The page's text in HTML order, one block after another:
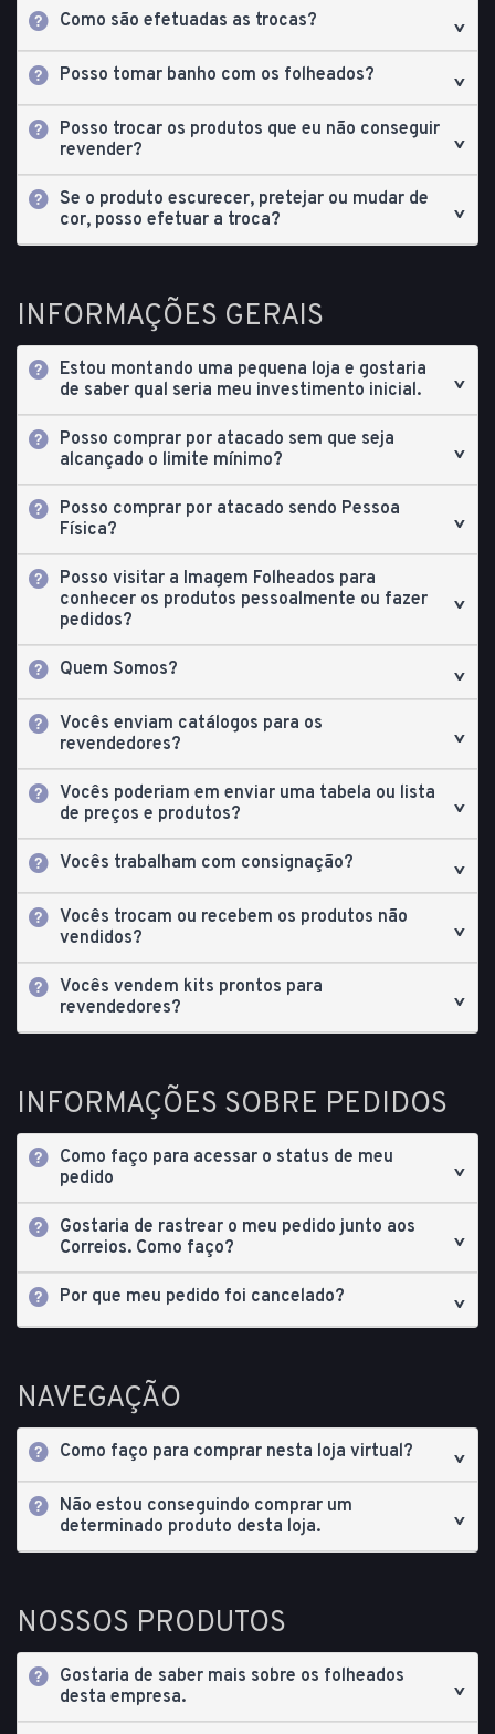
Como são efetuadas as trocas?
Posso tomar banho com os folheados?
Posso trocar os produtos que eu não conseguir
revender?
Se o produto escurecer, pretejar ou mudar de
cor, posso efetuar a troca?
INFORMAÇÕES GERAIS
Estou montando uma pequena loja e gostaria
de saber qual seria meu investimento inicial.
Posso comprar por atacado sem que seja
alcançado o limite mínimo?
Posso comprar por atacado sendo Pessoa
Física?
Posso visitar a Imagem Folheados para
conhecer os produtos pessoalmente ou fazer
pedidos?
Quem Somos?
Vocês enviam catálogos para os
revendedores?
Vocês poderiam em enviar uma tabela ou lista
de preços e produtos?
Vocês trabalham com consignação?
Vocês trocam ou recebem os produtos não
vendidos?
Vocês vendem kits prontos para
revendedores?
INFORMAÇÕES SOBRE PEDIDOS
Como faço para acessar o status de meu
pedido
Gostaria de rastrear o meu pedido junto aos
Correios. Como faço?
Por que meu pedido foi cancelado?
NAVEGAÇÃO
Como faço para comprar nesta loja virtual?
Não estou conseguindo comprar um
determinado produto desta loja.
NOSSOS PRODUTOS
Gostaria de saber mais sobre os folheados
desta empresa.